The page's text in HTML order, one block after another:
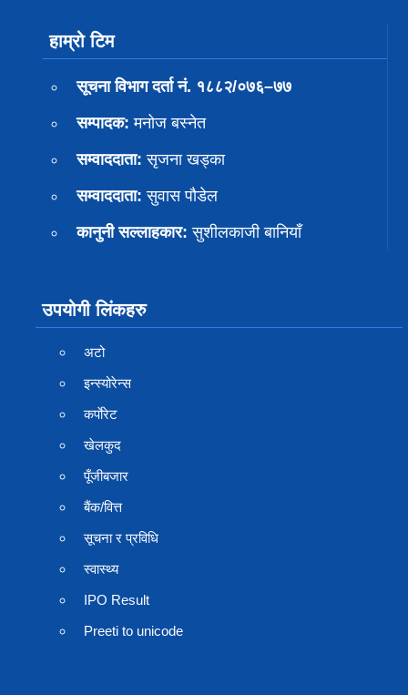
हाम्रो टिम
सूचना विभाग दर्ता नं. १८८२/०७६–७७
सम्पादक: मनोज बस्नेत
सम्वाददाता: सृजना खड्का
सम्वाददाता: सुवास पाैडेल
कानुनी सल्लाहकार: सुशीलकाजी बानियाँ
उपयोगी लिंकहरु
अटो
इन्स्योरेन्स
कर्पाेरेट
खेलकुद
पूँजीबजार
बैंक/वित्त
सूचना र प्रविधि
स्वास्थ्य
IPO Result
Preeti to unicode